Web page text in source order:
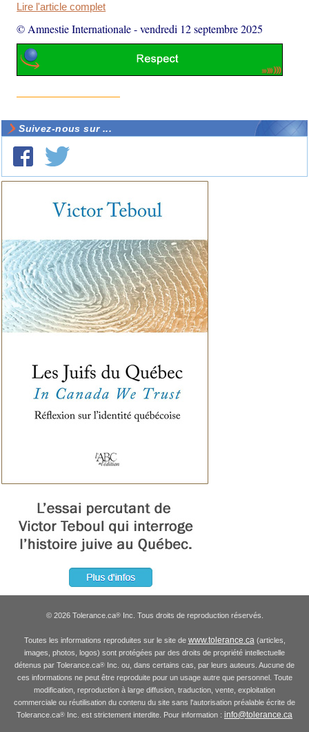
Lire l'article complet
© Amnestie Internationale-vendredi 12 septembre 2025
Suivez-nous sur ...
© 2026 Tolerance.ca®Inc. Tous droits de reproduction réservés.
Toutes les informations reproduites sur le site de www.tolerance.ca(articles,
images, photos, logos) sont protégées par des droits de propriété intellectuelle
détenus par Tolerance.ca® Inc. ou, dans certains cas, par leurs auteurs. Aucune de
ces informations ne peut être reproduite pour un usage autre que personnel. Toute
modification, reproduction à large diffusion, traduction, vente, exploitation
commerciale ou réutilisation du contenu du site sans l'autorisation préalable écrite de
Tolerance.ca® Inc. est strictement interdite. Pour information : info@tolerance.ca